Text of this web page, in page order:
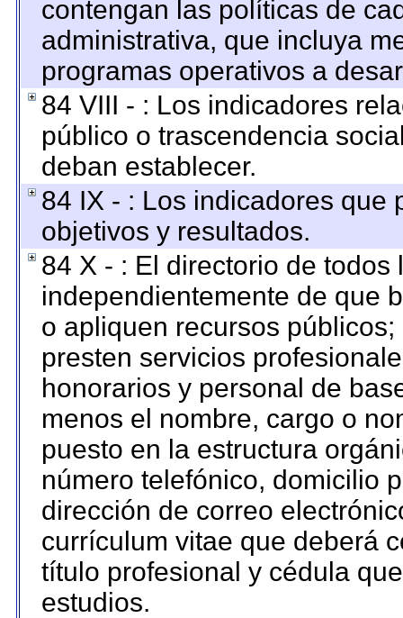
contengan las políticas de
administrativa, que incluya
programas operativos a
84 VIII - : Los indicadores
público o trascendencia
deban establecer.
84 IX - : Los indicadores que
objetivos y resultados.
84 X - : El directorio de
independientemente de que
o apliquen recursos
presten servicios
honorarios y personal de
menos el nombre, cargo o
puesto en la estructura
número telefónico, domicilio
dirección de correo
currículum vitae que deberá
título profesional y cédula
estudios.